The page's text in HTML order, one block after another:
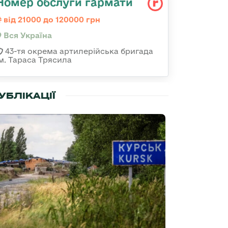
від 21000 до 120000 грн
Вся Україна
43-тя окрема артилерійська бригада
Тараса Трясила